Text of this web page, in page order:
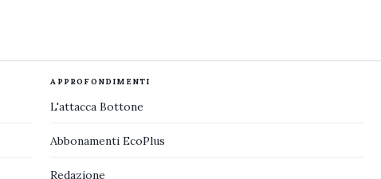
APPROFONDIMENTI
L'attacca Bottone
Abbonamenti EcoPlus
Redazione